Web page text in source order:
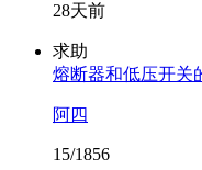
28天前
求助
熔断器和低压开关
阿四
15/1856